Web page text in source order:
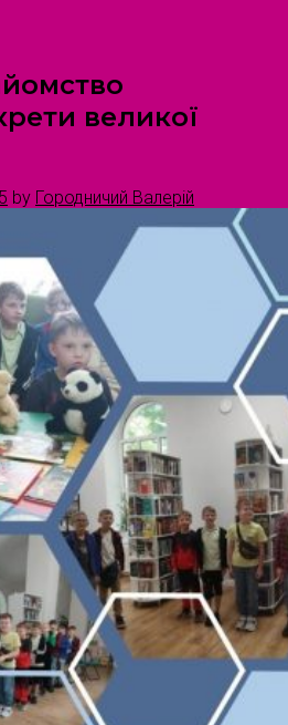
великої
by Городничий Валерій